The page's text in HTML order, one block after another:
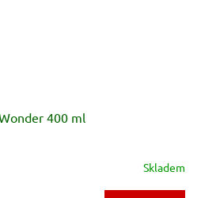
400 ml
Skladem